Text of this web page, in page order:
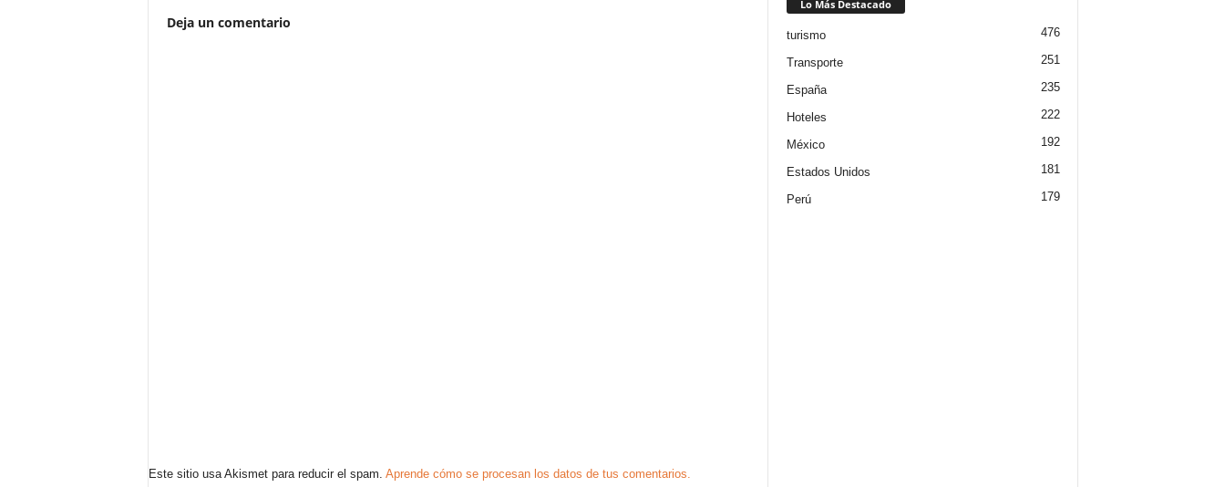
Deja un comentario
Este sitio usa Akismet para reducir el spam. Aprende cómo se procesan los datos de tus comentarios.
Lo Más Destacado
turismo 476
Transporte 251
España 235
Hoteles 222
México 192
Estados Unidos 181
Perú 179